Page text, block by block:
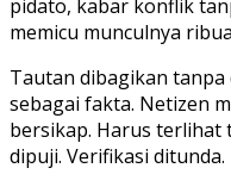
pidato, kabar konflik
memicu munculnya
Tautan dibagikan tanpa
sebagai fakta. Netizen
bersikap. Harus terlihat
dipuji. Verifikasi ditunda.